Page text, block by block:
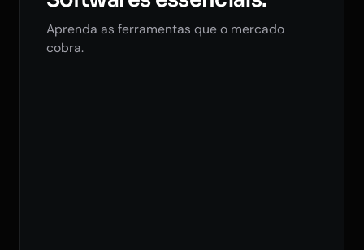
Aprenda as ferramentas que o mercado
cobra.